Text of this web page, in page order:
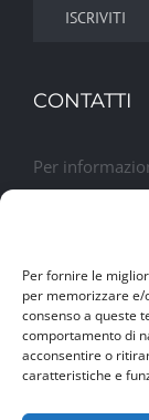
Per fornire le
per memorizzare e/
consenso a queste
comportamento di
acconsentire o
caratteristiche e
CONTATTI
Per